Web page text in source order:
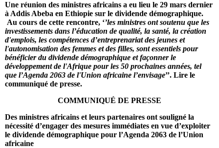
Une réunion des ministres africains a eu lieu le 29 mars dernier
à Addis Abeba en Ethiopie sur le dividende démographique.
Au cours de cette rencontre, ‘’les ministres ont soutenu que les
investissements dans l’éducation de qualité, la santé, la création
d'emplois, les compétences d’entreprenariat des jeunes et
l'autonomisation des femmes et des filles, sont essentiels pour
bénéficier du dividende démographique et façonner le
développement de l'Afrique pour les 50 prochaines années, tel
que l’Agenda 2063 de l'Union africaine l’envisage’’. Lire le
communiqué de presse.
COMMUNIQUÉ DE PRESSE
Des ministres africains et leurs partenaires ont souligné la
nécessité d’engager des mesures immédiates en vue d’exploiter
le dividende démographique pour l’Agenda 2063 de l’Union
africaine